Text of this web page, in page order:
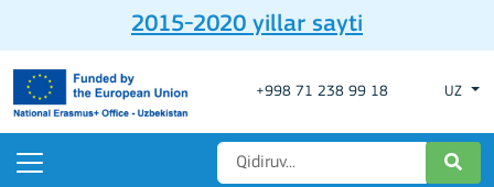
2015-2020 yillar sayti
+998 71 238 99 18 UZ